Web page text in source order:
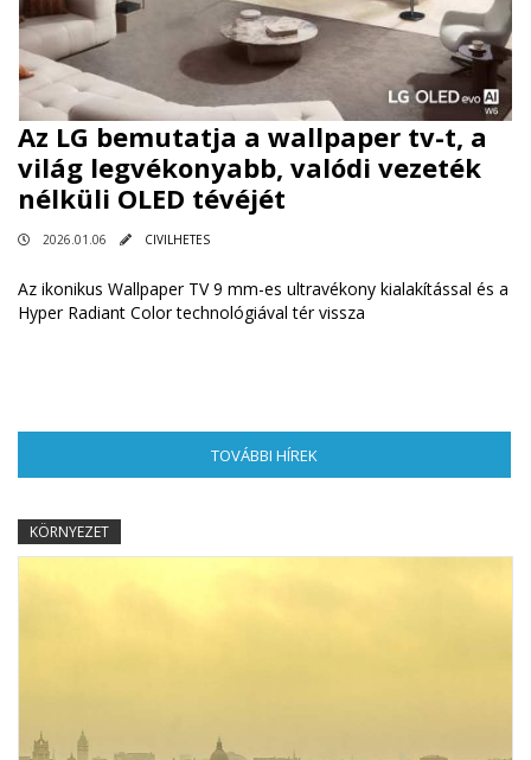
Az LG bemutatja a wallpaper tv-t, a
világ legvékonyabb, valódi vezeték
nélküli OLED tévéjét
2026.01.06 CIVILHETES
Az ikonikus Wallpaper TV 9 mm-es ultravékony kialakítással és a
Hyper Radiant Color technológiával tér vissza
TOVÁBBI HÍREK
KÖRNYEZET